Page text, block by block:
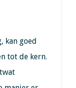
kan goed
tot de kern.